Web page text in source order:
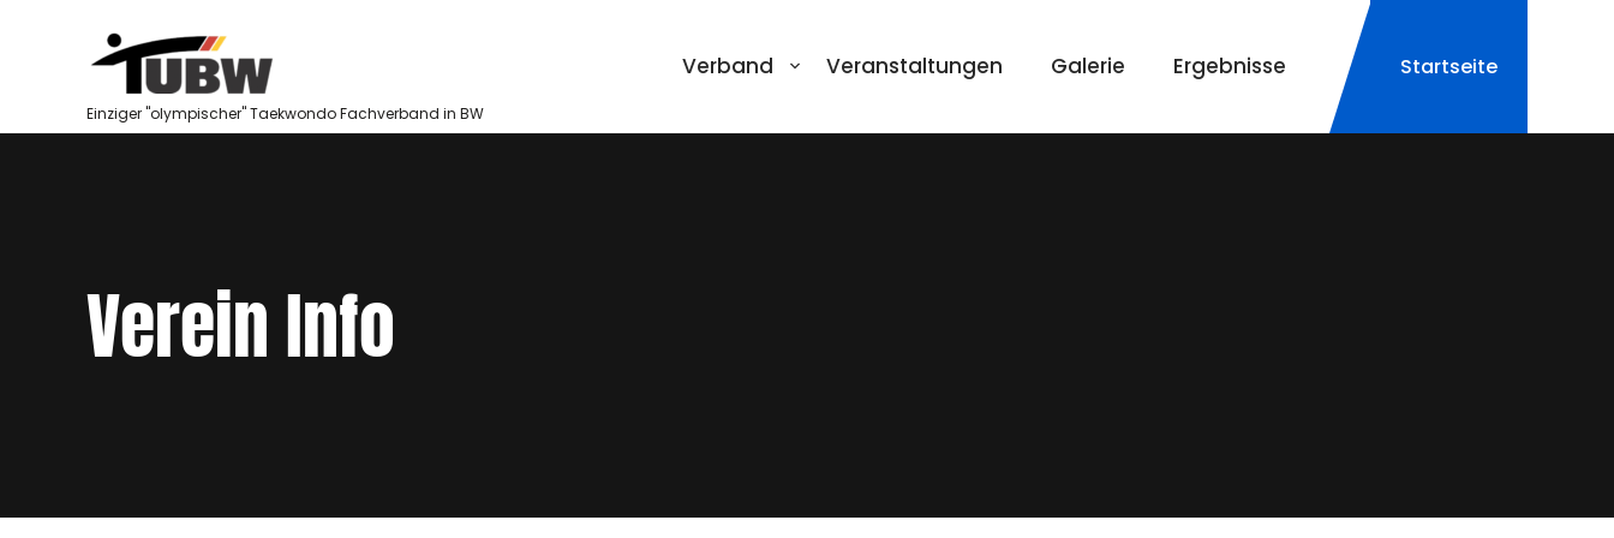
Einziger "olympischer" Taekwondo Fachverband in BW
Startseite
Verband Veranstaltungen Galerie Ergebnisse
Verein Info